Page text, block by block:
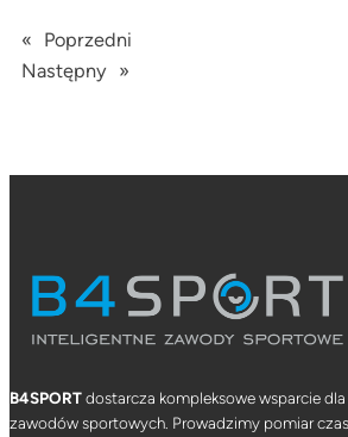
«
Poprzedni
Następny »
B4SPORTdostarcza kompleksowe wsparcie
zawodów sportowych. Prowadzimy pomiar